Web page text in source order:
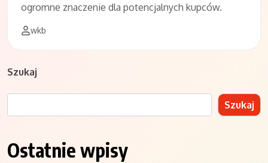
ogromne znaczenie dla potencjalnych kupców.
wkb
Szukaj
Szukaj
Ostatnie wpisy